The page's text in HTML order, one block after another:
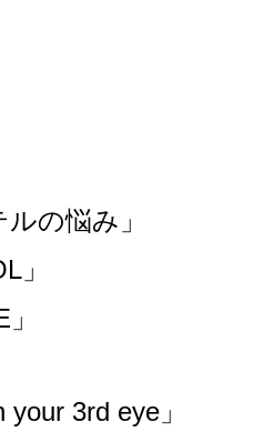
の悩み」
」
」
your 3rd eye 」